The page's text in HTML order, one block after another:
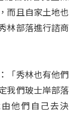
而且自家土地也
林部落進行諮商
「秀林也有他們
我們玻士岸部落
他們自己去決